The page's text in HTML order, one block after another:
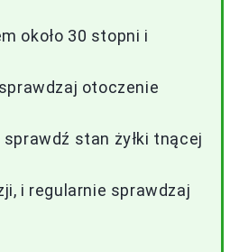
około 30 stopni i
otoczenie
stan żyłki tnącej
i regularnie sprawdzaj